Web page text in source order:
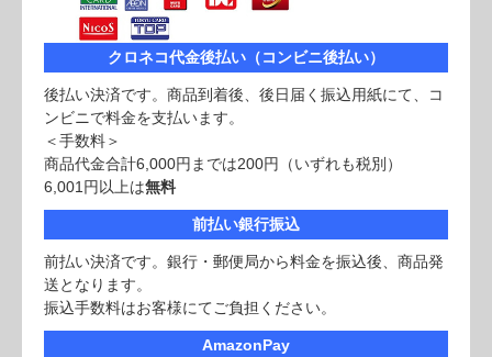
クロネコ代金後払い（コンビニ後払い）
後払い決済です。商品到着後、後日届く振込用紙にて、コ
ンビニで料金を支払います。
＜手数料＞
商品代金合計6,000円までは200円（いずれも税別）
6,001円以上は無料
前払い銀行振込
前払い決済です。銀行・郵便局から料金を振込後、商品発
送となります。
振込手数料はお客様にてご負担ください。
AmazonPay